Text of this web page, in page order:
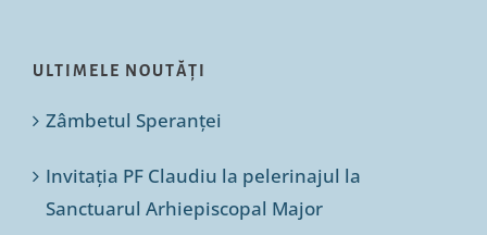
ULTIMELE NOUTĂȚI
Zâmbetul Speranței
Invitația PF Claudiu la pelerinajul la
Sanctuarul Arhiepiscopal Major